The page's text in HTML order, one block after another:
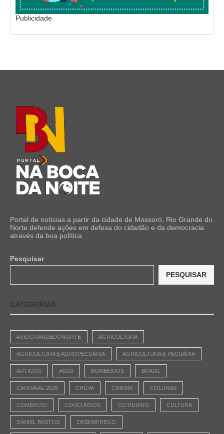
Publicidade
Portal de notícias a partir da cidade de Mossoró, Rio Grande do
Norte defende ações em defesa do cidadão e da democracia
através da boa política
Pesquisar
PESQUISAR
CATEGORIAS
#RIOGRANDEDONORTE AGRICULTURA
AGRICULTURA E AGROPECUÁRIA AGRICULTURA E PECUÁRIA
ARTIGOS ASSÚ BOMBEIROS BRASIL
CARNAVAL 2026 CHUVA CINEMA COLUNAS
COMÉRCIO CONCURSOS COTIDIANO CULTURA
DANIEL BASTOS DESEMPREGO